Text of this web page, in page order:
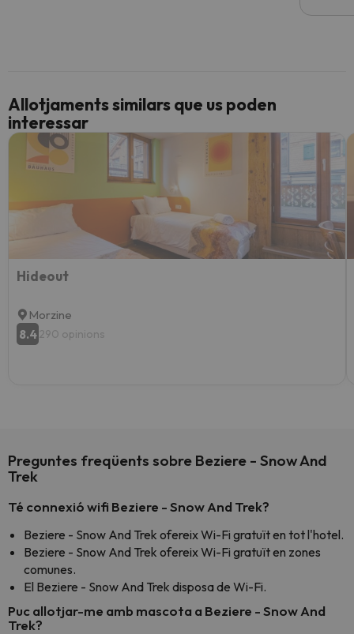
Allotjaments similars que us poden
interessar
Hideout
Morzine
8.4290 opinions
Preguntes freqüents sobre Beziere - Snow And
Trek
Té connexió wifi Beziere - Snow And Trek?
Beziere - Snow And Trek ofereix Wi-Fi gratuït en tot l'hotel.
Beziere - Snow And Trek ofereix Wi-Fi gratuït en zones
comunes.
El Beziere - Snow And Trek disposa de Wi-Fi.
Puc allotjar-me amb mascota a Beziere - Snow And
Trek?